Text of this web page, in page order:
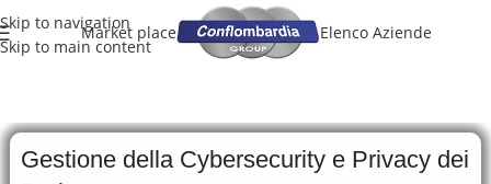
Skip to navigation
Skip to main content
Market place Elenco Aziende
Gestione della Cybersecurity e Privacy dei